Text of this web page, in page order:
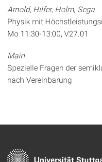
Arnold, Hilfer, Holm, Sega
Physik mit
Mo 11:30-13:00, V27.01
Main
Spezielle Fragen der
nach Vereinbarung